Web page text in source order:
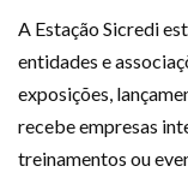
A Estação Sicredi
entidades e
exposições,
recebe empresas
treinamentos ou